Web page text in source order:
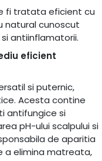
fi tratata eficient cu
natural cunoscut
antiinflamatorii.
eficient
si puternic,
Acesta contine
antifungice si
pH-ului scalpului si
de aparitia
a elimina matreata,